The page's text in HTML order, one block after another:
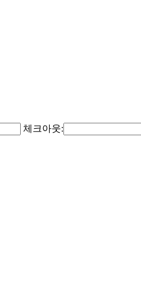
체크아웃: